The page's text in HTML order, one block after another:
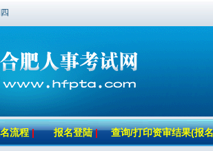
流程| 报名登陆 | 查询/打印资审结果(报